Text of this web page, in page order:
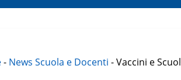
- News Scuola e Docenti -Vaccini e